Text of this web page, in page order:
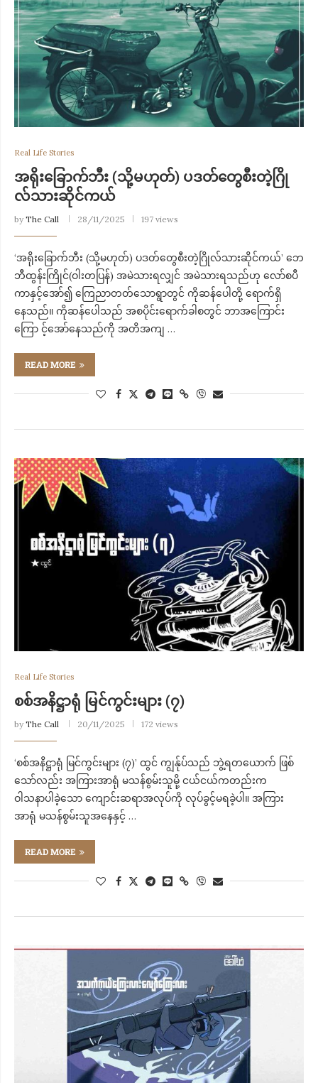
Real Life Stories
အရိုးခြောက်ဘီး (သို့မဟုတ်) ပဒတ်တွေစီးတဲ့ဂြို
လ်သားဆိုင်ကယ်
by The Call 28/11/2025 197 views
‘အရိုးခြောက်ဘီး (သို့မဟုတ်) ပဒတ်တွေစီးတဲ့ဂြိုလ်သားဆိုင်ကယ်’ ​ဘေ
ဘီထွန်းကြိုင်(ဝါးတပြန်) အမဲသားရလျှင် အမဲသားရသည်ဟု လော်စပီ
ကာနှင့်အော်၍ ကြေညာတတ်သောရွာတွင် ကိုဆန်ပေါတို့ ရောက်ရှိ
နေသည်။ ကိုဆန်ပေါသည် အစပိုင်းရောက်ခါစတွင် ဘာအကြောင်း
ကြော င့်အော်နေသည်ကို အတိအကျ …
READ MORE
Real Life Stories
စစ်အနိဋ္ဌာရုံ မြင်ကွင်းများ (၇)
by The Call 20/11/2025 172 views
‘စစ်အနိဋ္ဌာရုံ မြင်ကွင်းများ (၇)’ ထွင် ကျွန်ုပ်သည် ဘွဲ့ရတယောက် ဖြစ်
သော်လည်း အကြားအာရုံ မသန်စွမ်းသူမို့ ငယ်ငယ်ကတည်းက
ဝါသနာပါခဲ့သော ကျောင်းဆရာအလုပ်ကို လုပ်ခွင့်မရခဲ့ပါ။ အကြား
အာရုံ မသန်စွမ်းသူအနေနှင့် …
READ MORE